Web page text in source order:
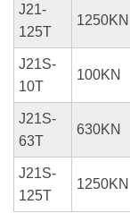
J21-
125T
1250KN
J21S-
10T
100KN
J21S-
63T
630KN
J21S-
125T
1250KN